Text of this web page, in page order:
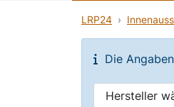
LRP24
Die